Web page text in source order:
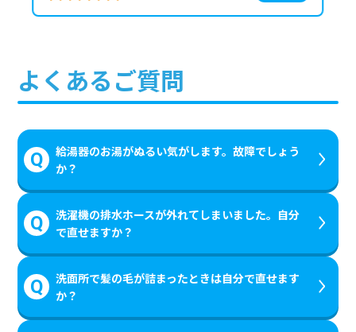
よくあるご質問
給湯器のお湯がぬるい気がします。故障でしょう
か？
洗濯機の排水ホースが外れてしまいました。自分
で直せますか？
洗面所で髪の毛が詰まったときは自分で直せます
か？